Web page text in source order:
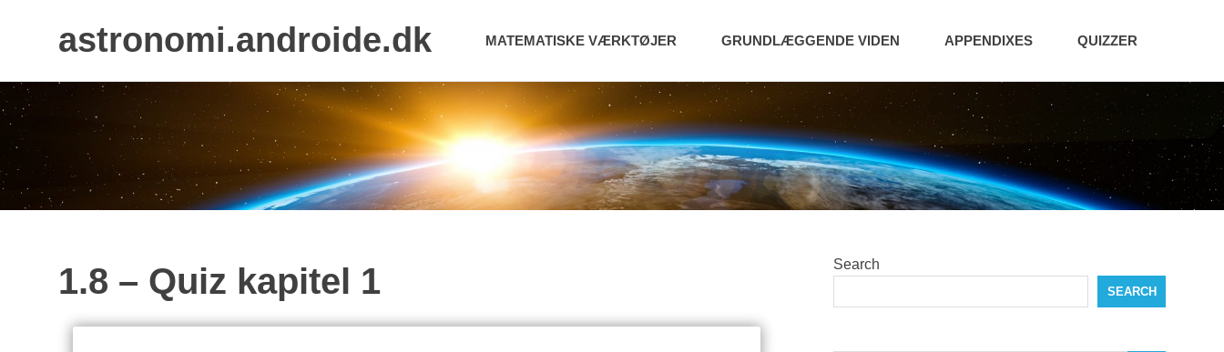
Skip
to
content
astronomi.androide.dk MATEMATISKE VÆRKTØJER GRUNDLÆGGENDE VIDEN APPENDIXES QUIZZER
1.8 – Quiz kapitel 1 Search
SEARCH